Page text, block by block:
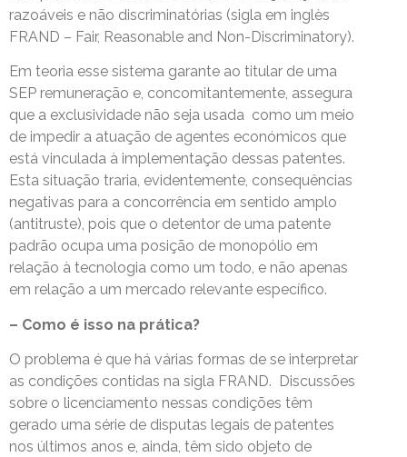
razoáveis e não discriminatórias (sigla em inglès
FRAND – Fair, Reasonable and Non-Discriminatory).
Em teoria esse sistema garante ao titular de uma
SEP remuneração e, concomitantemente, assegura
que a exclusividade não seja usada como um meio
de impedir a atuação de agentes económicos que
está vinculada à implementação dessas patentes.
Esta situação traria, evidentemente, consequências
negativas para a concorrência em sentido amplo
(antitruste), pois que o detentor de uma patente
padrão ocupa uma posição de monopólio em
relação à tecnologia como um todo, e não apenas
em relação a um mercado relevante específico.
– Como é isso na prática?
O problema é que há várias formas de se interpretar
as condições contidas na sigla FRAND. Discussões
sobre o licenciamento nessas condições têm
gerado uma série de disputas legais de patentes
nos últimos anos e, ainda, têm sido objeto de